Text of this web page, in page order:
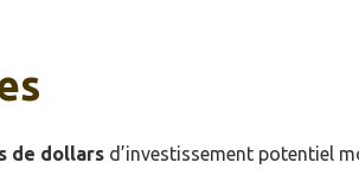
de dollars d’investissement potentiel